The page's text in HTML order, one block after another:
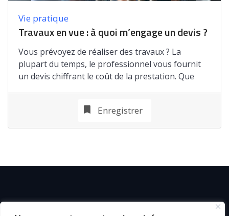
Vie pratique
Travaux en vue : à quoi m’engage un devis ?
Vous prévoyez de réaliser des travaux ? La
plupart du temps, le professionnel vous fournit
un devis chiffrant le coût de la prestation. Que
Enregistrer